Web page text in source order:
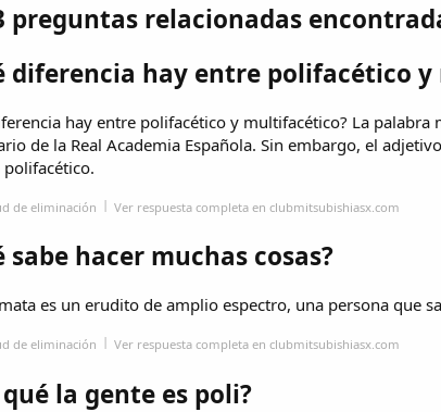
preguntas relacionadas
diferencia hay entre polifacético
hay entre polifacético y multifacético? La palabra
de la Real Academia Española. Sin embargo, el
polifacético.
de eliminación Ver respuesta completa en clubmitsubishiasx.com
sabe hacer muchas cosas?
es un erudito de amplio espectro, una persona que
de eliminación Ver respuesta completa en clubmitsubishiasx.com
la gente es poli?